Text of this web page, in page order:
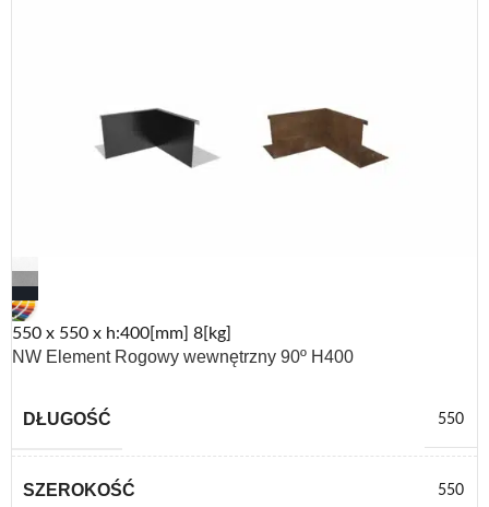
550 x 550 x h:400[mm] 8[kg]
NW Element Rogowy wewnętrzny 90º H400
DŁUGOŚĆ 550
SZEROKOŚĆ 550